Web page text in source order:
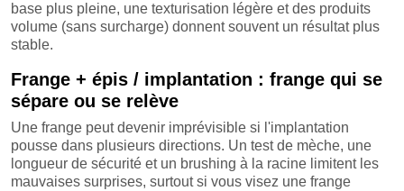
base plus pleine, une texturisation légère et des produits
volume (sans surcharge) donnent souvent un résultat plus
stable.
Frange + épis / implantation : frange qui se
sépare ou se relève
Une frange peut devenir imprévisible si l'implantation
pousse dans plusieurs directions. Un test de mèche, une
longueur de sécurité et un brushing à la racine limitent les
mauvaises surprises, surtout si vous visez une frange